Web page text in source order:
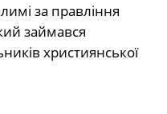
за правління
займався
християнської